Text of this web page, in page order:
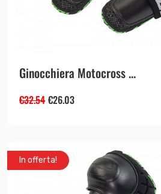
Ginocchiera Motocross ...
€32.54 €26.03
In offerta!